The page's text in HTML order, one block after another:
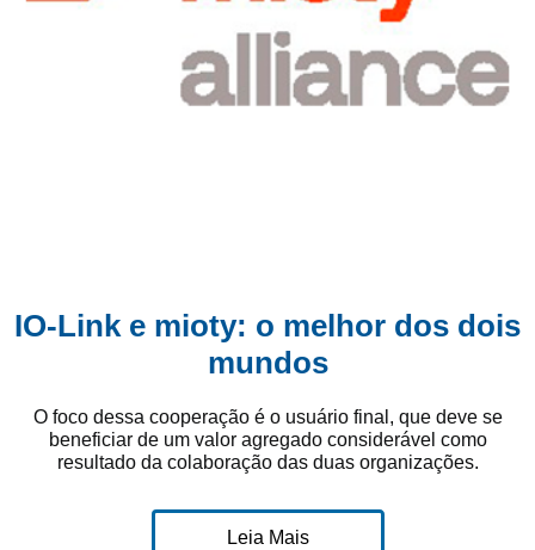
IO-Link e mioty: o melhor dos dois
mundos
O foco dessa cooperação é o usuário final, que deve se
beneficiar de um valor agregado considerável como
resultado da colaboração das duas organizações.
Leia Mais